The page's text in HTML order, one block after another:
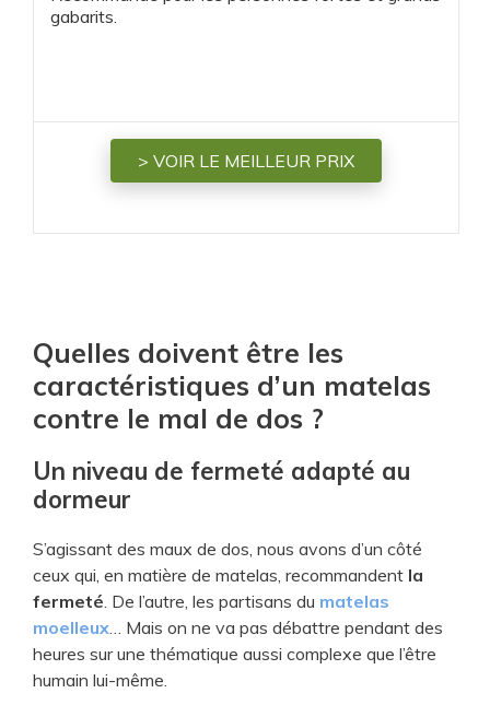
gabarits.
> VOIR LE MEILLEUR PRIX
Quelles doivent être les
caractéristiques d’un matelas
contre le mal de dos ?
Un niveau de fermeté adapté au
dormeur
S’agissant des maux de dos, nous avons d’un côté
ceux qui, en matière de matelas, recommandent la
fermeté. De l’autre, les partisans du matelas
moelleux… Mais on ne va pas débattre pendant des
heures sur une thématique aussi complexe que l’être
humain lui-même.